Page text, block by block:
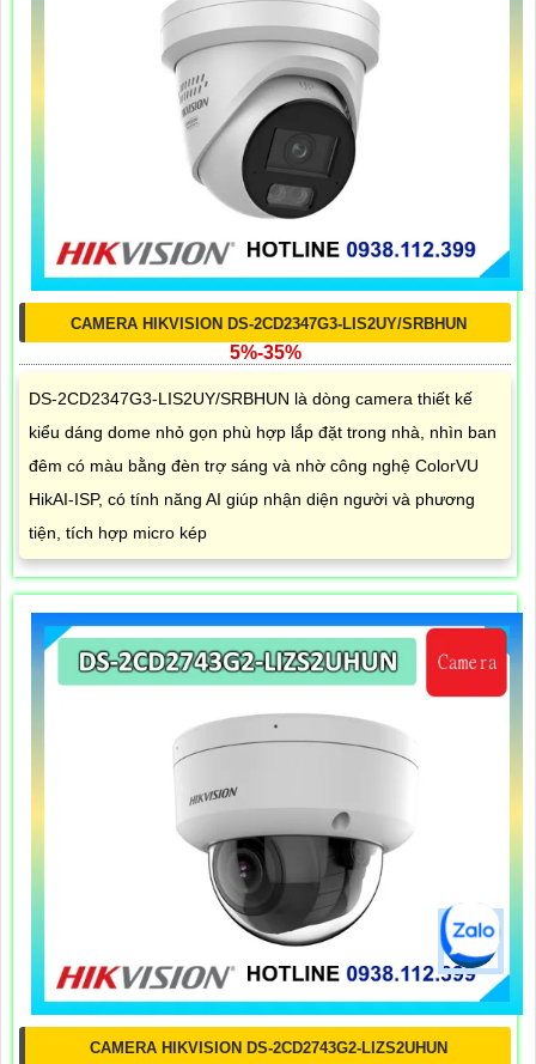
CAMERA HIKVISION DS-2CD2347G3-LIS2UY/SRBHUN
5%-35%
DS-2CD2347G3-LIS2UY/SRBHUN là dòng camera thiết kế
kiểu dáng dome nhỏ gọn phù hợp lắp đặt trong nhà, nhìn ban
đêm có màu bằng đèn trợ sáng và nhờ công nghệ ColorVU
HikAI-ISP, có tính năng AI giúp nhận diện người và phương
tiện, tích hợp micro kép
CAMERA HIKVISION DS-2CD2743G2-LIZS2UHUN